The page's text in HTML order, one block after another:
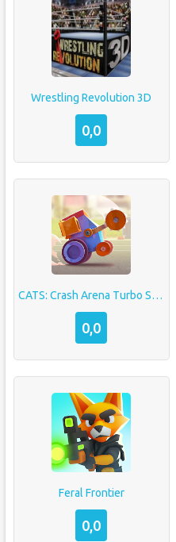
Wrestling Revolution 3D
0,0
CATS: Crash Arena Turbo Stars
0,0
Feral Frontier
0,0